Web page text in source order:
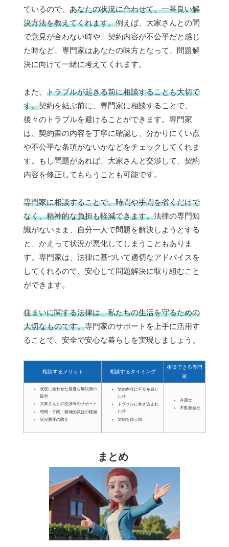
ているので、 あなたの状況に合わせて、一番良い解
決方法を教えてくれます。例えば、大家さんとの間
で意見が合わない時や、契約内容が不公平だと感じ
た時など、専門家はあなたの味方となって、問題解
決に向けて一緒に考えてくれます。
また、 トラブルが起きる前に相談することも大切で
す。契約を結ぶ前に、専門家に相談することで、
後々のトラブルを避けることができます。専門家
は、契約書の内容を丁寧に確認し、分かりにくい点
や不公平な条項がないかなどをチェックしてくれま
す。もし問題があれば、大家さんと交渉して、契約
内容を修正してもらうことも可能です。
専門家に相談することで、時間や手間を省くだけで
なく、精神的な負担も軽減できます。法律の専門知
識がないまま、自分一人で問題を解決しようとする
と、かえって状況が悪化してしまうこともありま
す。専門家は、法律に基づいて適切なアドバイスを
してくれるので、安心して問題解決に取り組むこと
ができます。
住まいに関する法律は、私たちの生活を守るための
大切なものです。専門家のサポートを上手に活用す
ることで、安全で安心な暮らしを実現しましょう。
相談するメリット 相談するタイミング
相談できる専門
家
状況に合わせた最適な解決策の
提示
大家さんとの交渉等のサポート
時間・手間・精神的負担の軽減
状況悪化の防止
契約内容に不安を感じ
た時
トラブルに巻き込まれ
た時
契約を結ぶ前
弁護士
不動産会社
まとめ